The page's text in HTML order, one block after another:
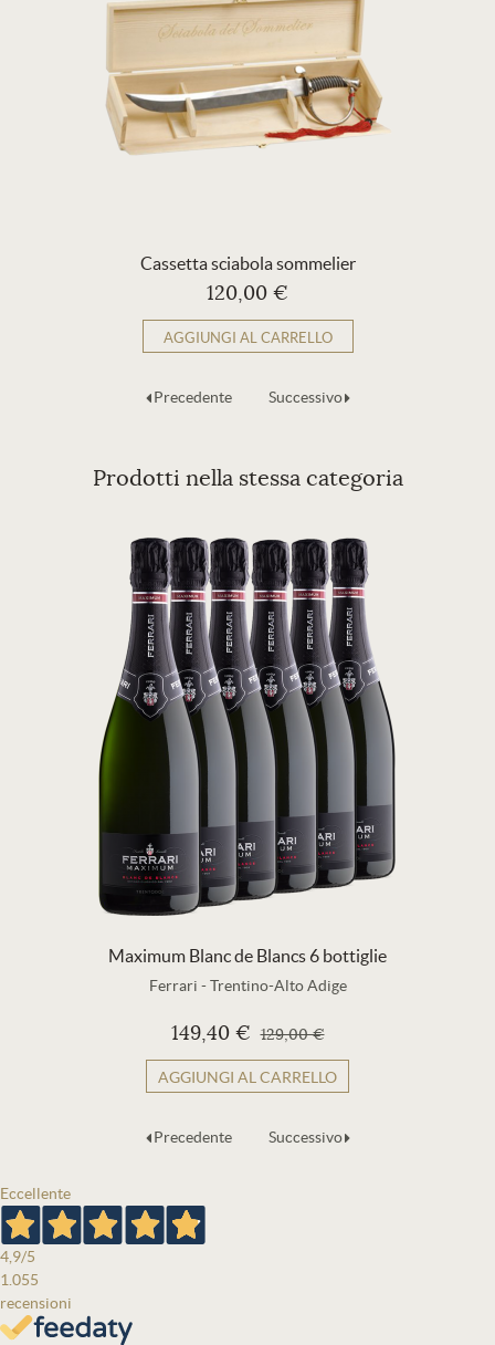
Cassetta sciabola sommelier
120,00 €
AGGIUNGI AL CARRELLO
Precedente Successivo
Prodotti nella stessa categoria
Maximum Blanc de Blancs 6 bottiglie
Ferrari -Trentino-Alto Adige
149,40 € 129,00 €
AGGIUNGI AL CARRELLO
Precedente Successivo
Eccellente
4,9/5
1.055
recensioni